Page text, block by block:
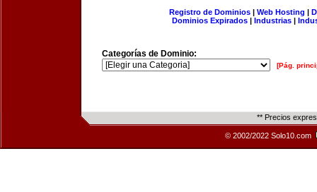
Registro de Dominios| Web Hosting |
Dominios Expirados | Industrias |
Categorías de Dominio:
[Pág.
** Precios
© 2002/2022 Solo10.com